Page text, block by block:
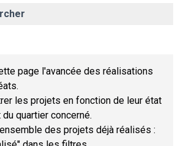
page l'avancée des réalisations
les projets en fonction de leur état
quartier concerné.
des projets déjà réalisés :